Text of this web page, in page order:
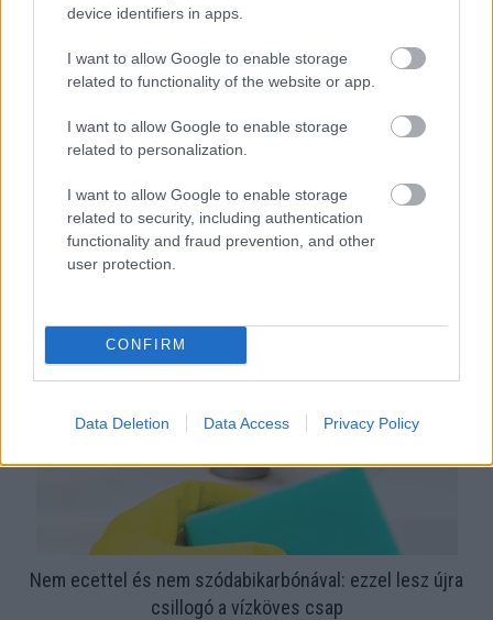
device identifiers in apps.
I want to allow Google to enable storage
related to functionality of the website or app.
I want to allow Google to enable storage
related to personalization.
I want to allow Google to enable storage
related to security, including authentication
functionality and fraud prevention, and other
user protection.
CONFIRM
Data Deletion Data Access Privacy Policy
Ezért párásodik be állandóan az ablak – egyszerűbb a
megoldás, mint gondolnád
Nem ecettel és nem szódabikarbónával: ezzel lesz újra
csillogó a vízköves csap